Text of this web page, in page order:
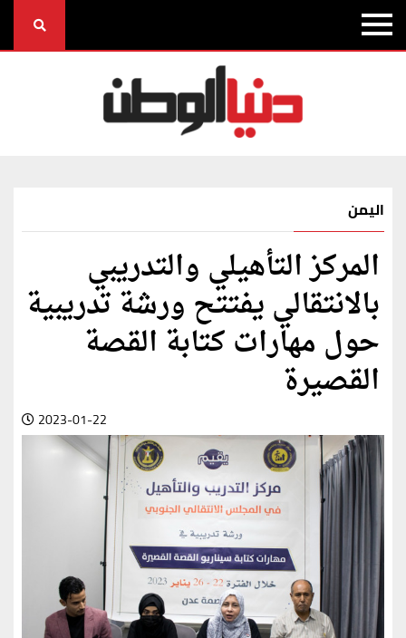
اليمن
المركز التأهيلي والتدريبي
بالانتقالي يفتتح ورشة تدريبية
حول مهارات كتابة القصة
القصيرة
2023-01-22